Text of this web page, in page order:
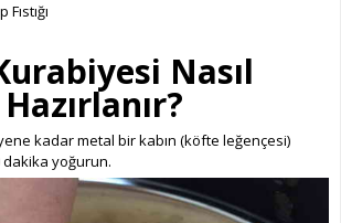
Nasıl
Hazırlanır?
kadar metal bir kabın (köfte leğençesi)
dakika yoğurun.